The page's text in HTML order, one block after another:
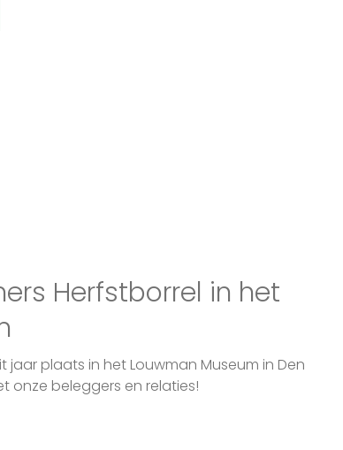
Herfstborrel in het
jaar plaats in het Louwman Museum in Den
onze beleggers en relaties!